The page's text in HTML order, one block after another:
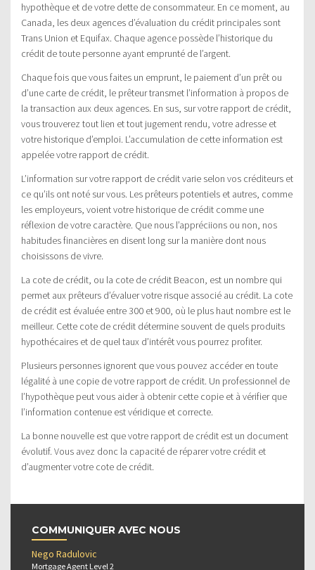
hypothèque et de votre dette de consommateur. En ce moment, au
Canada, les deux agences d’évaluation du crédit principales sont
Trans Union et Equifax. Chaque agence possède l’historique du
crédit de toute personne ayant emprunté de l’argent.
Chaque fois que vous faites un emprunt, le paiement d’un prêt ou
d’une carte de crédit, le prêteur transmet l’information à propos de
la transaction aux deux agences. En sus, sur votre rapport de crédit,
vous trouverez tout lien et tout jugement rendu, votre adresse et
votre historique d’emploi. L’accumulation de cette information est
appelée votre rapport de crédit.
L’information sur votre rapport de crédit varie selon vos créditeurs et
ce qu’ils ont noté sur vous. Les prêteurs potentiels et autres, comme
les employeurs, voient votre historique de crédit comme une
réflexion de votre caractère. Que nous l’appréciions ou non, nos
habitudes financières en disent long sur la manière dont nous
choisissons de vivre.
La cote de crédit, ou la cote de crédit Beacon, est un nombre qui
permet aux prêteurs d’évaluer votre risque associé au crédit. La cote
de crédit est évaluée entre 300 et 900, où le plus haut nombre est le
meilleur. Cette cote de crédit détermine souvent de quels produits
hypothécaires et de quel taux d’intérêt vous pourrez profiter.
Plusieurs personnes ignorent que vous pouvez accéder en toute
légalité à une copie de votre rapport de crédit. Un professionnel de
l’hypothèque peut vous aider à obtenir cette copie et à vérifier que
l’information contenue est véridique et correcte.
La bonne nouvelle est que votre rapport de crédit est un document
évolutif. Vous avez donc la capacité de réparer votre crédit et
d’augmenter votre cote de crédit.
COMMUNIQUER AVEC NOUS
Nego Radulovic
Mortgage Agent Level 2